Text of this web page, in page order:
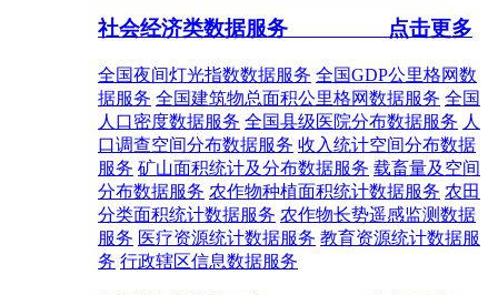
社会经济类数据服务 点击更多
全国夜间灯光指数数据服务 全国GDP公里格网数
据服务 全国建筑物总面积公里格网数据服务 全国
人口密度数据服务 全国县级医院分布数据服务 人
口调查空间分布数据服务 收入统计空间分布数据
服务 矿山面积统计及分布数据服务 载畜量及空间
分布数据服务 农作物种植面积统计数据服务 农田
分类面积统计数据服务 农作物长势遥感监测数据
服务 医疗资源统计数据服务 教育资源统计数据服
务 行政辖区信息数据服务